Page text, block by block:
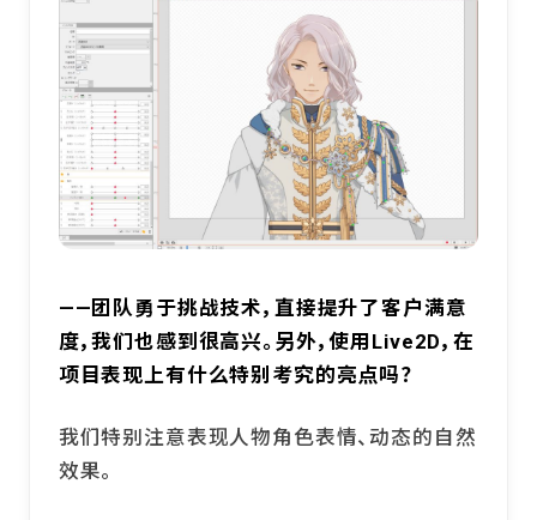
——团队勇于挑战技术，直接提升了客户满意
度，我们也感到很高兴。另外，使用Live2D，在
项目表现上有什么特别考究的亮点吗？
我们特别注意表现人物角色表情、动态的自然
效果。